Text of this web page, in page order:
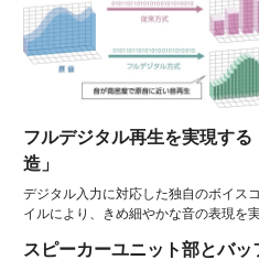
フルデジタル再生を実現す
造」
デジタル入力に対応した独自のボイス
イルにより、きめ細やかな音の表現を実
スピーカーユニット部とバ